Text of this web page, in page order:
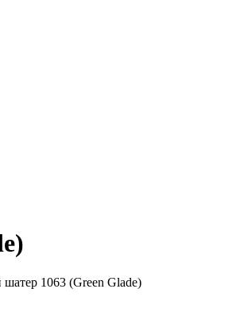
1063 (Green Glade)